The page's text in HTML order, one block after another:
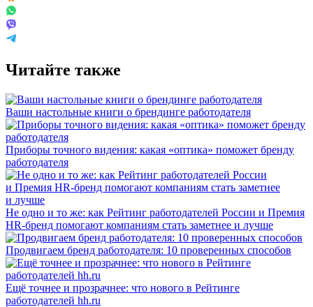
Читайте также
Ваши настольные книги о брендинге работодателя
Приборы точного видения: какая «оптика» поможет бренду
работодателя
Не одно и то же: как Рейтинг работодателей России и Премия
HR-бренд помогают компаниям стать заметнее и лучше
Продвигаем бренд работодателя: 10 проверенных способов
Ещё точнее и прозрачнее: что нового в Рейтинге
работодателей hh.ru